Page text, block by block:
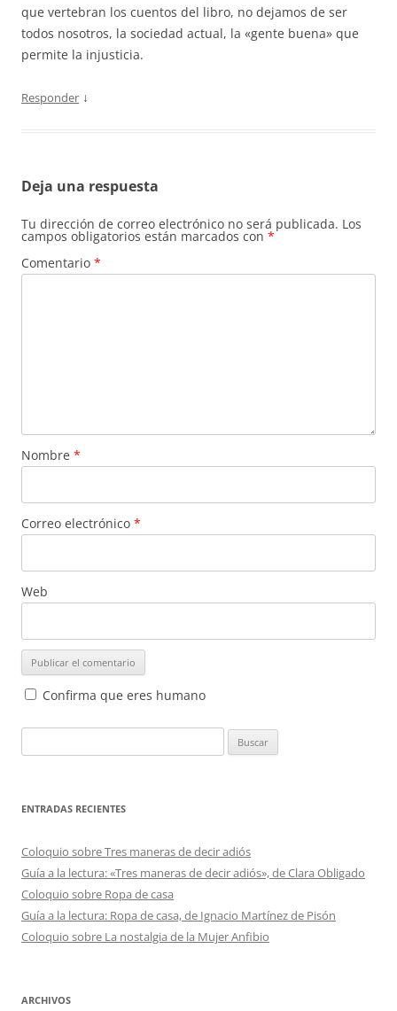
que vertebran los cuentos del libro, no dejamos de ser
todos nosotros, la sociedad actual, la «gente buena» que
permite la injusticia.
Responder ↓
Deja una respuesta
Tu dirección de correo electrónico no será publicada. Los
campos obligatorios están marcados con *
Comentario *
Nombre *
Correo electrónico *
Web
Confirma que eres humano
ENTRADAS RECIENTES
Coloquio sobre Tres maneras de decir adiós
Guía a la lectura: «Tres maneras de decir adiós», de Clara Obligado
Coloquio sobre Ropa de casa
Guía a la lectura: Ropa de casa, de Ignacio Martínez de Pisón
Coloquio sobre La nostalgia de la Mujer Anfibio
ARCHIVOS